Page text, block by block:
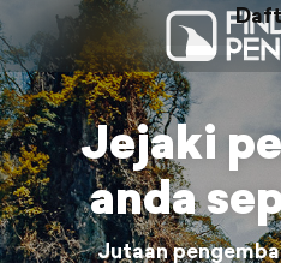
Daftar
Jejaki
anda
Jutaan